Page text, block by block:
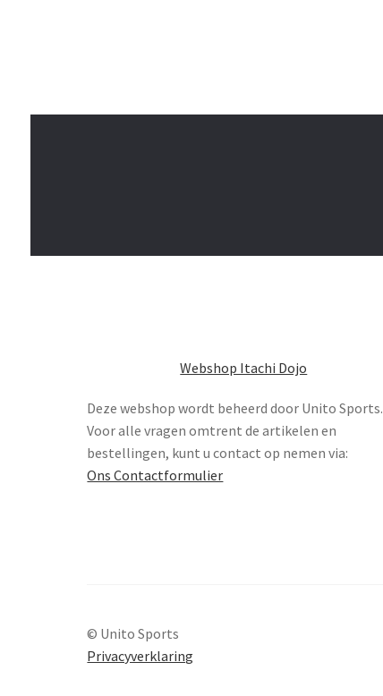
Webshop Itachi Dojo
Deze webshop wordt beheerd door Unito Sports.
Voor alle vragen omtrent de artikelen en
bestellingen, kunt u contact op nemen via:
Ons Contactformulier
© Unito Sports
Privacyverklaring